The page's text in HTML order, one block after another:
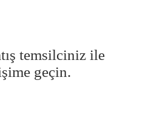
temsilciniz ile
geçin.